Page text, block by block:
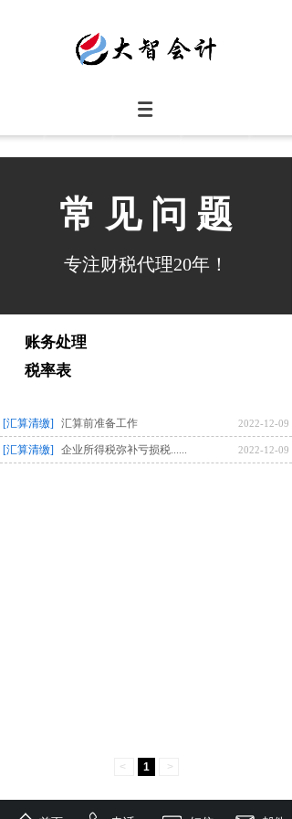
专注财税代理20年！
常见问题
常见问题
专注会计培训16年，成就您的会计
账务处理
税率表
[汇算清缴] 汇算前准备工作 2022-12-09
[汇算清缴] 企业所得税弥补亏损税...... 2022-12-09
< 1 >